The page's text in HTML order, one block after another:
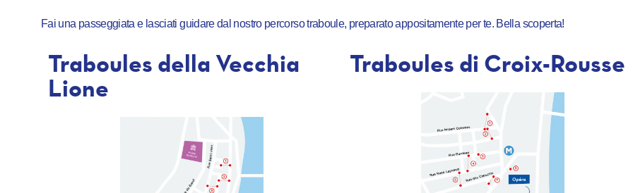
Fai una passeggiata e lasciati guidare dal nostro percorso traboule, preparato appositamente per te. Bella scoperta!
Traboules della Vecchia
Lione
Traboules di Croix-Rousse